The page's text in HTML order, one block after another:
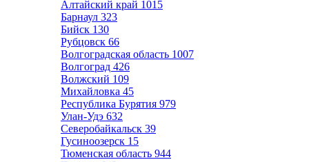
Алтайский край 1015
Барнаул 323
Бийск 130
Рубцовск 66
Волгоградская область 1007
Волгоград 426
Волжский 109
Михайловка 45
Республика Бурятия 979
Улан-Удэ 632
Северобайкальск 39
Гусиноозерск 15
Тюменская область 944